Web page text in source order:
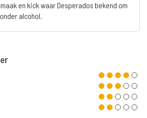
en kick waar Desperados bekend om
alcohol.